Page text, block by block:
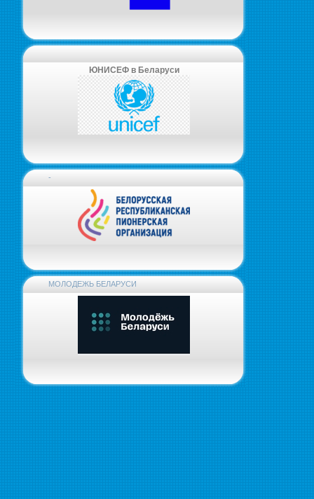
ЮНИСЕФ в Беларуси
-
МОЛОДЕЖЬ БЕЛАРУСИ